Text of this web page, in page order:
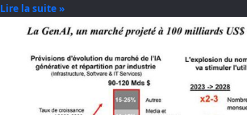
Lire la suite »